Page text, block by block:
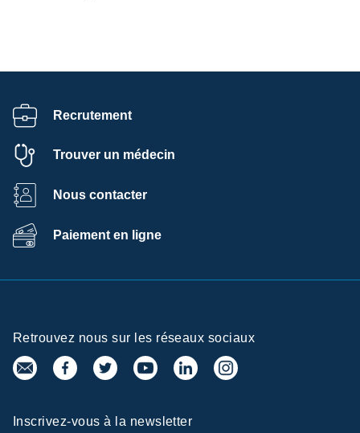
Recrutement
Trouver un médecin
Nous contacter
Paiement en ligne
Retrouvez nous sur les réseaux sociaux
Inscrivez-vous à la newsletter